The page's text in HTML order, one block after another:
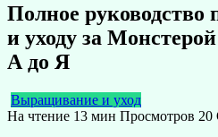
Полное
и уходу за
А до Я
Выращивание и уход
На чтение 13 мин Просмотров 20